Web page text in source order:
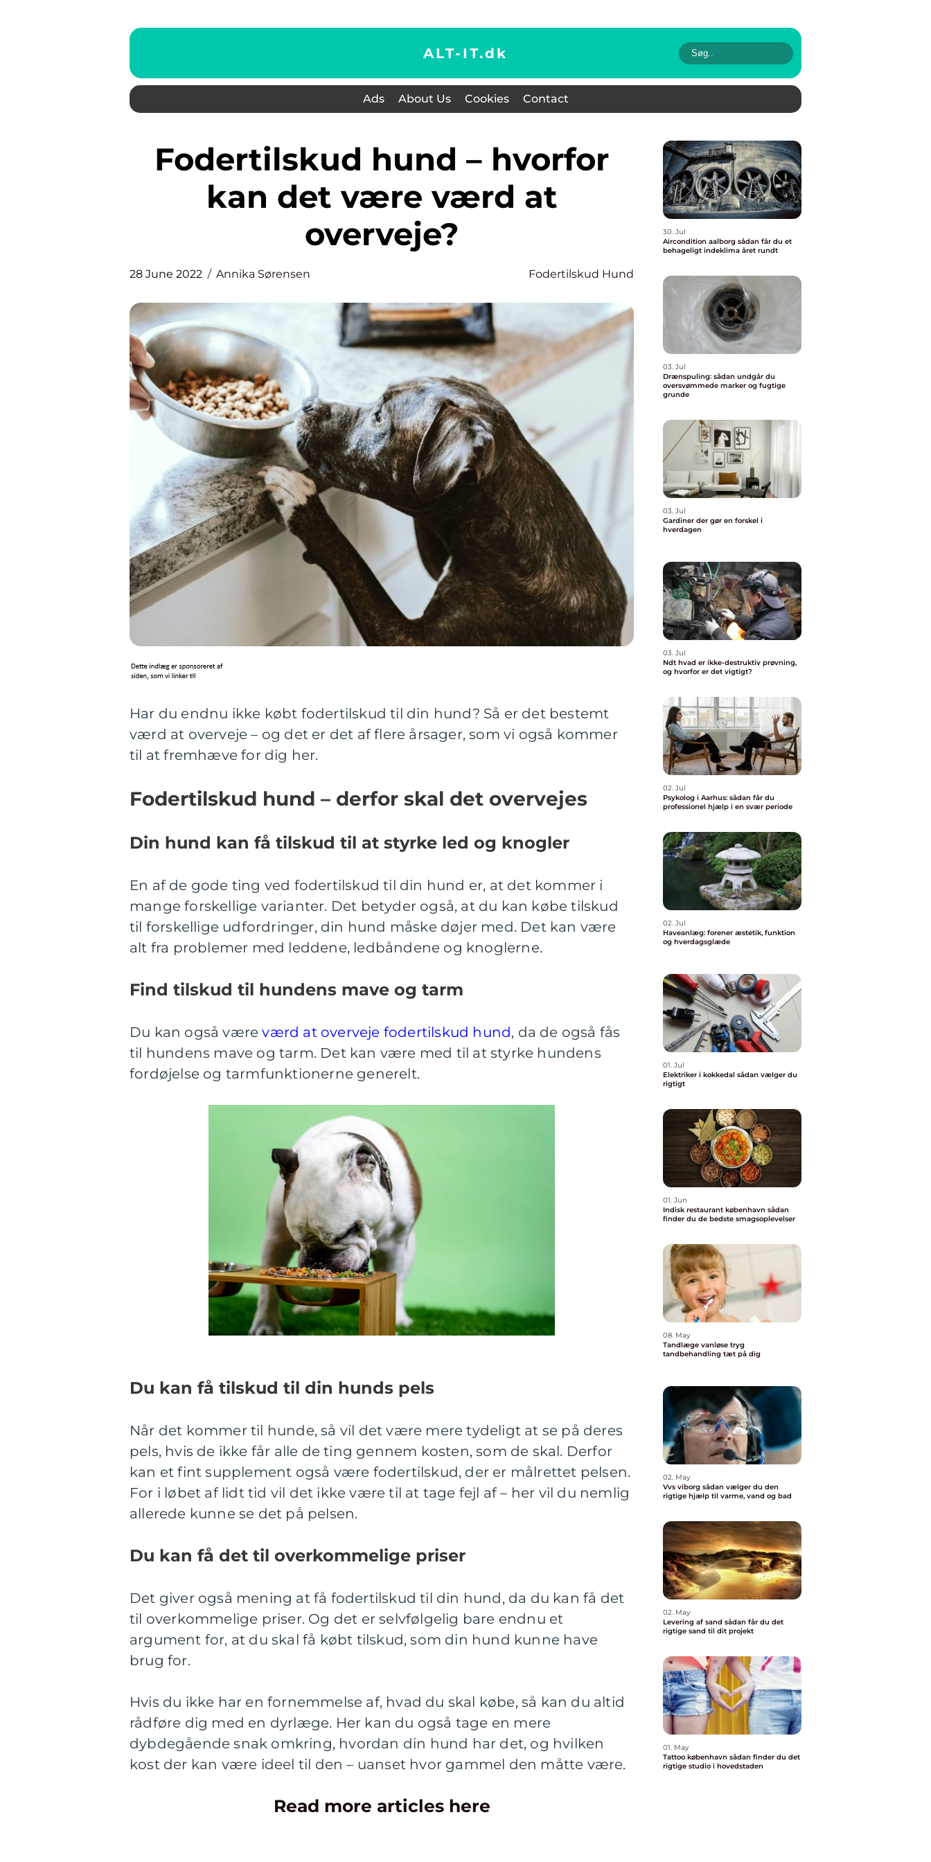
ALT-IT.dk
Ads About Us Cookies Contact
Fodertilskud hund – hvorfor
kan det være værd at
overveje?
28 June 2022 Annika Sørensen Fodertilskud Hund
Har du endnu ikke købt fodertilskud til din hund? Så er det bestemt
værd at overveje – og det er det af flere årsager, som vi også kommer
til at fremhæve for dig her.
Fodertilskud hund – derfor skal det overvejes
Din hund kan få tilskud til at styrke led og knogler
En af de gode ting ved fodertilskud til din hund er, at det kommer i
mange forskellige varianter. Det betyder også, at du kan købe tilskud
til forskellige udfordringer, din hund måske døjer med. Det kan være
alt fra problemer med leddene, ledbåndene og knoglerne.
Find tilskud til hundens mave og tarm
Du kan også væreværd at overveje fodertilskud hund, da de også fås
til hundens mave og tarm. Det kan være med til at styrke hundens
fordøjelse og tarmfunktionerne generelt.
Du kan få tilskud til din hunds pels
Når det kommer til hunde, så vil det være mere tydeligt at se på deres
pels, hvis de ikke får alle de ting gennem kosten, som de skal. Derfor
kan et fint supplement også være fodertilskud, der er målrettet pelsen.
For i løbet af lidt tid vil det ikke være til at tage fejl af – her vil du nemlig
allerede kunne se det på pelsen.
Du kan få det til overkommelige priser
Det giver også mening at få fodertilskud til din hund, da du kan få det
til overkommelige priser. Og det er selvfølgelig bare endnu et
argument for, at du skal få købt tilskud, som din hund kunne have
brug for.
Hvis du ikke har en fornemmelse af, hvad du skal købe, så kan du altid
rådføre dig med en dyrlæge. Her kan du også tage en mere
dybdegående snak omkring, hvordan din hund har det, og hvilken
kost der kan være ideel til den – uanset hvor gammel den måtte være.
Read more articles here
30. Jul
Aircondition aalborg sådan får du et
behageligt indeklima året rundt
03. Jul
Drænspuling: sådan undgår du
oversvømmede marker og fugtige
grunde
03. Jul
Gardiner der gør en forskel i
hverdagen
03. Jul
Ndt hvad er ikke-destruktiv prøvning,
og hvorfor er det vigtigt?
02. Jul
Psykolog i Aarhus: sådan får du
professionel hjælp i en svær periode
02. Jul
Haveanlæg: forener æstetik, funktion
og hverdagsglæde
01. Jul
Elektriker i kokkedal sådan vælger du
rigtigt
01. Jun
Indisk restaurant københavn sådan
finder du de bedste smagsoplevelser
08. May
Tandlæge vanløse tryg
tandbehandling tæt på dig
02. May
Vvs viborg sådan vælger du den
rigtige hjælp til varme, vand og bad
02. May
Levering af sand sådan får du det
rigtige sand til dit projekt
01. May
Tattoo københavn sådan finder du det
rigtige studio i hovedstaden